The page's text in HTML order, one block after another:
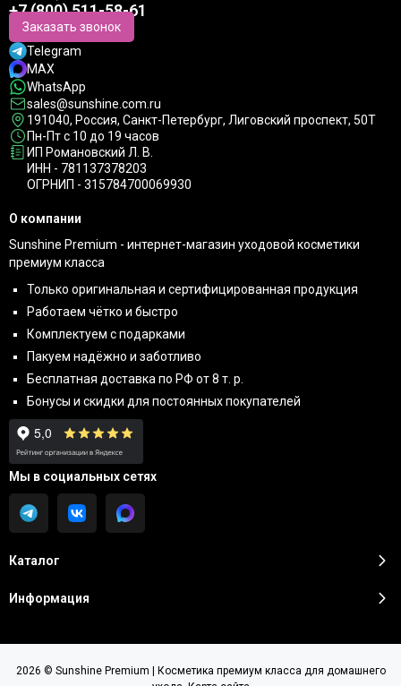
+7 (800) 511-58-61
Заказать звонок
Telegram
MAX
WhatsApp
sales@sunshine.com.ru
191040, Россия, Санкт-Петербург, Лиговский проспект, 50Т
Пн-Пт с 10 до 19 часов
ИП Романовский Л. В.
ИНН - 781137378203
ОГРНИП - 315784700069930
Каталог
Информация
О компании
Sunshine Premium - интернет-магазин уходовой косметики
премиум класса
Только оригинальная и сертифицированная продукция
Работаем чётко и быстро
Комплектуем с подарками
Пакуем надёжно и заботливо
Бесплатная доставка по РФ от 8 т. р.
Бонусы и скидки для постоянных покупателей
Мы в социальных сетях
2026 © Sunshine Premium | Косметика премиум класса для домашнего